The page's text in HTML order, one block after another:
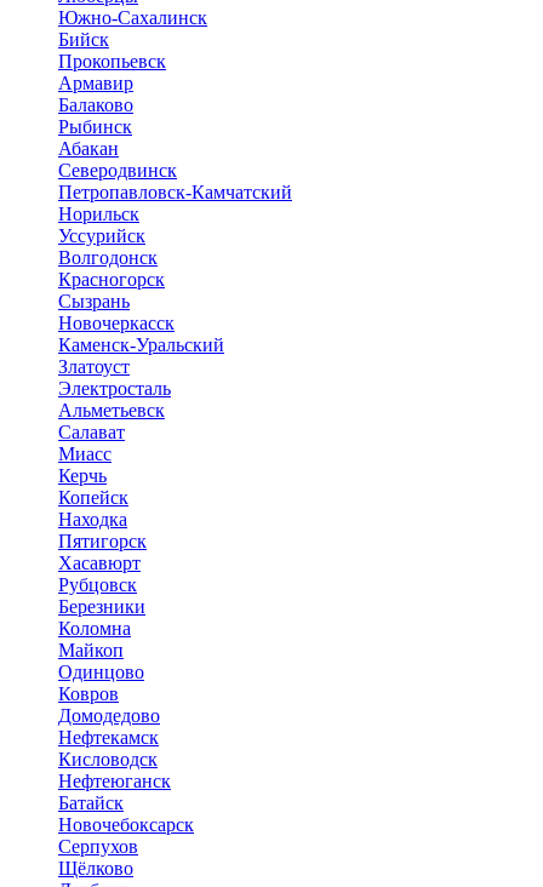
Южно-Сахалинск
Бийск
Прокопьевск
Армавир
Балаково
Рыбинск
Абакан
Северодвинск
Петропавловск-Камчатский
Норильск
Уссурийск
Волгодонск
Красногорск
Сызрань
Новочеркасск
Каменск-Уральский
Златоуст
Электросталь
Альметьевск
Салават
Миасс
Керчь
Копейск
Находка
Пятигорск
Хасавюрт
Рубцовск
Березники
Коломна
Майкоп
Одинцово
Ковров
Домодедово
Нефтекамск
Кисловодск
Нефтеюганск
Батайск
Новочебоксарск
Серпухов
Щёлково